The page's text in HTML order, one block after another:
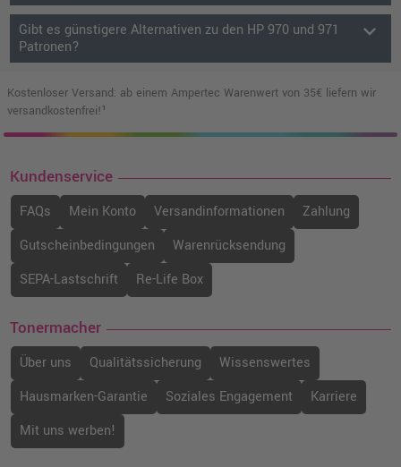
Gibt es günstigere Alternativen zu den HP 970 und 971
Patronen?
keyboard_arrow_down
Kostenloser Versand: ab einem Ampertec Warenwert von 35€ liefern wir
versandkostenfrei!¹
Kundenservice
FAQs Mein Konto Versandinformationen
Zahlung
Gutscheinbedingungen
Warenrücksendung
SEPA-Lastschrift
Re-Life Box
Tonermacher
Über uns Qualitätssicherung
Wissenswertes
Hausmarken-Garantie
Soziales Engagement
Karriere
Mit uns werben!